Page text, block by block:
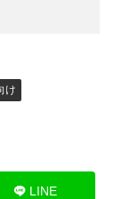
け
LINE